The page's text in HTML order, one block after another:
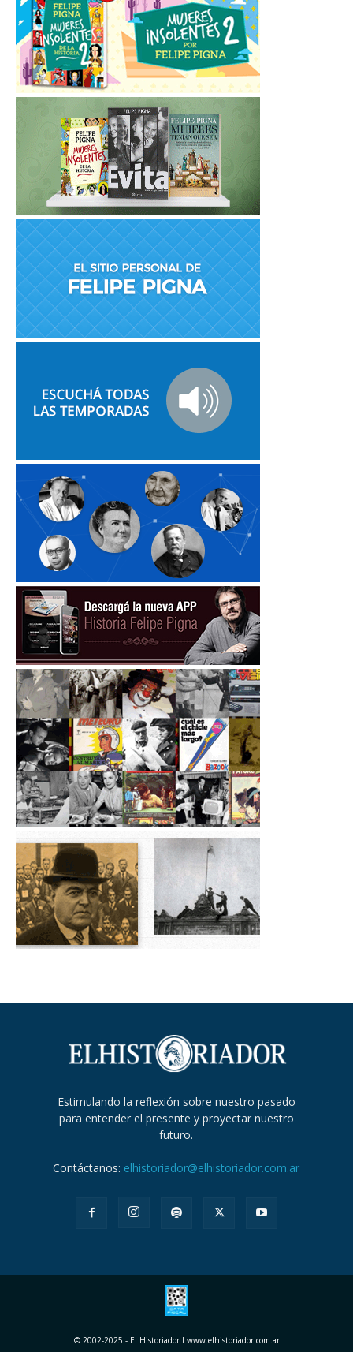
Estimulando la reflexión sobre nuestro pasado
para entender el presente y proyectar nuestro
futuro.
Contáctanos: elhistoriador@elhistoriador.com.ar
© 2002-2025 - El Historiador I www.elhistoriador.com.ar